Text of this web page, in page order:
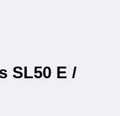
SL50 E /